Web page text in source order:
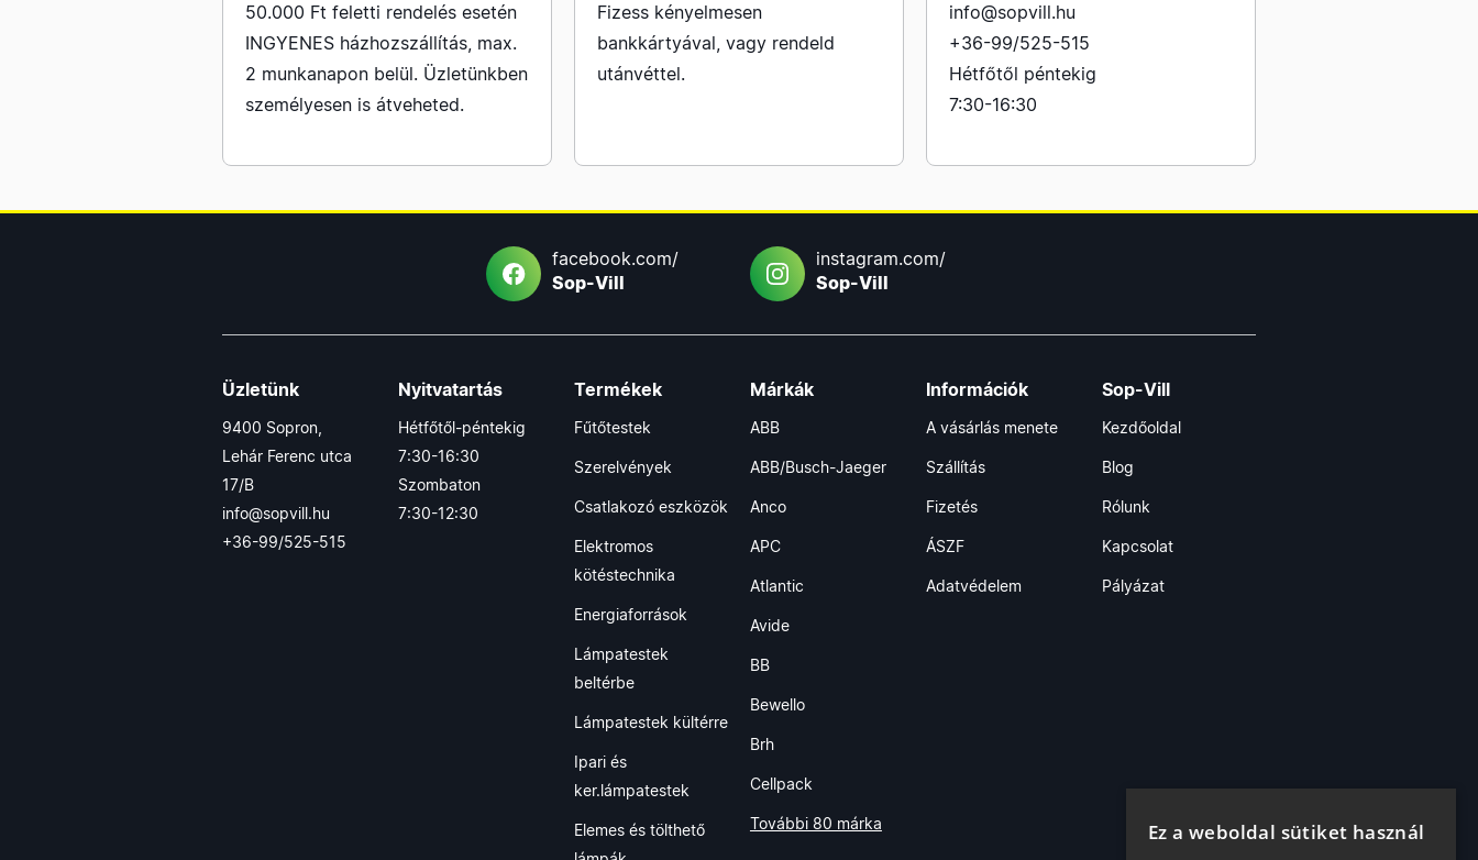
50.000 Ft feletti rendelés esetén
INGYENES házhozszállítás, max.
2 munkanapon belül. Üzletünkben
személyesen is átveheted.
Fizess kényelmesen
bankkártyával, vagy rendeld
utánvéttel.
info@sopvill.hu
+36-99/525-515
Hétfőtől péntekig
7:30-16:30
facebook.com/
Sop-Vill
instagram.com/
Sop-Vill
Üzletünk
9400 Sopron,
Lehár Ferenc utca
17/B
info@sopvill.hu
+36-99/525-515
Nyitvatartás
Hétfőtől-péntekig
7:30-16:30
Szombaton
7:30-12:30
Termékek
Fűtőtestek
Szerelvények
Csatlakozó eszközök
Elektromos
kötéstechnika
Energiaforrások
Lámpatestek
beltérbe
Lámpatestek kültérre
Ipari és
ker.lámpatestek
Elemes és tölthető
Márkák
ABB
ABB/Busch-Jaeger
Anco
APC
Atlantic
Avide
BB
Bewello
Brh
Cellpack
További 80 márka
Információk
A vásárlás menete
Szállítás
Fizetés
ÁSZF
Adatvédelem
Sop-Vill
Kezdőoldal
Blog
Rólunk
Kapcsolat
Pályázat
Ez a weboldal sütiket használ